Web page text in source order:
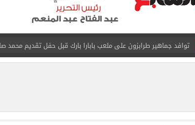
غلق كلى بشارع 26 يوليو بالاتجاه القادم من كوبرى 15 مايو لميدان لبنان
محافظ الأقصر يخفض الحد الأدنى لتنسيق القبول بالثانوى العام إلى 232 درجة
ملك قورة تحتفل بخطوبتها في الساحل الشمالي خلال أيام